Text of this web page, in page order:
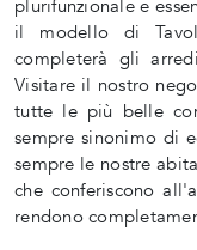
plurifunzionale e
il modello di
completerà gli
Visitare il nostro
tutte le più belle
sempre sinonimo di
sempre le nostre
che conferiscono
rendono